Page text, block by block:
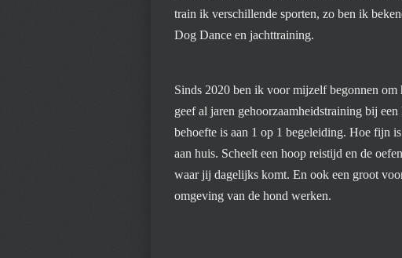
train ik verschillende sporten, zo ben ik
Dog Dance en jachttraining.
Sinds 2020 ben ik voor mijzelf begonnen
geef al jaren gehoorzaamheidstraining bij
behoefte is aan 1 op 1 begeleiding. Hoe fijn
aan huis. Scheelt een hoop reistijd en de
waar jij dagelijks komt. En ook een groot
omgeving van de hond werken.